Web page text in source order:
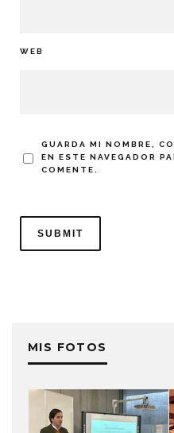
WEB
GUARDA MI NOMBRE,
EN ESTE NAVEGADOR
COMENTE.
MIS FOTOS